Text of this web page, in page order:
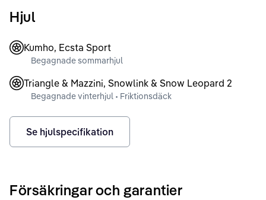
Hjul
Kumho, Ecsta Sport
Begagnade sommarhjul
Triangle & Mazzini, Snowlink & Snow Leopard 2
Begagnade vinterhjul • Friktionsdäck
Se hjulspecifikation
Försäkringar och garantier